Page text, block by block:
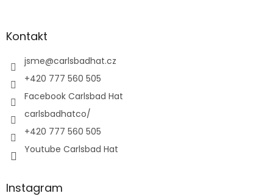
Kontakt
jsme@carlsbadhat.cz
+420 777 560 505
Facebook Carlsbad Hat
carlsbadhatco/
+420 777 560 505
Youtube Carlsbad Hat
Instagram